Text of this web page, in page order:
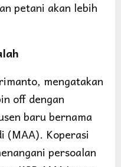
petani akan lebih
mengatakan
off dengan
baru bernama
(MAA). Koperasi
persoalan